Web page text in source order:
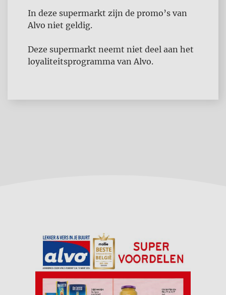
In deze supermarkt zijn de promo’s van
Alvo niet geldig.
Deze supermarkt neemt niet deel aan het
loyaliteitsprogramma van Alvo.